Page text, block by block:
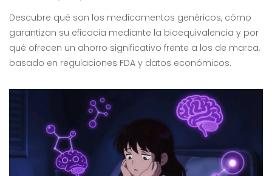
Descubre qué son los medicamentos genéricos, cómo
garantizan su eficacia mediante la bioequivalencia y por
qué ofrecen un ahorro significativo frente a los de marca,
basado en regulaciones FDA y datos económicos.